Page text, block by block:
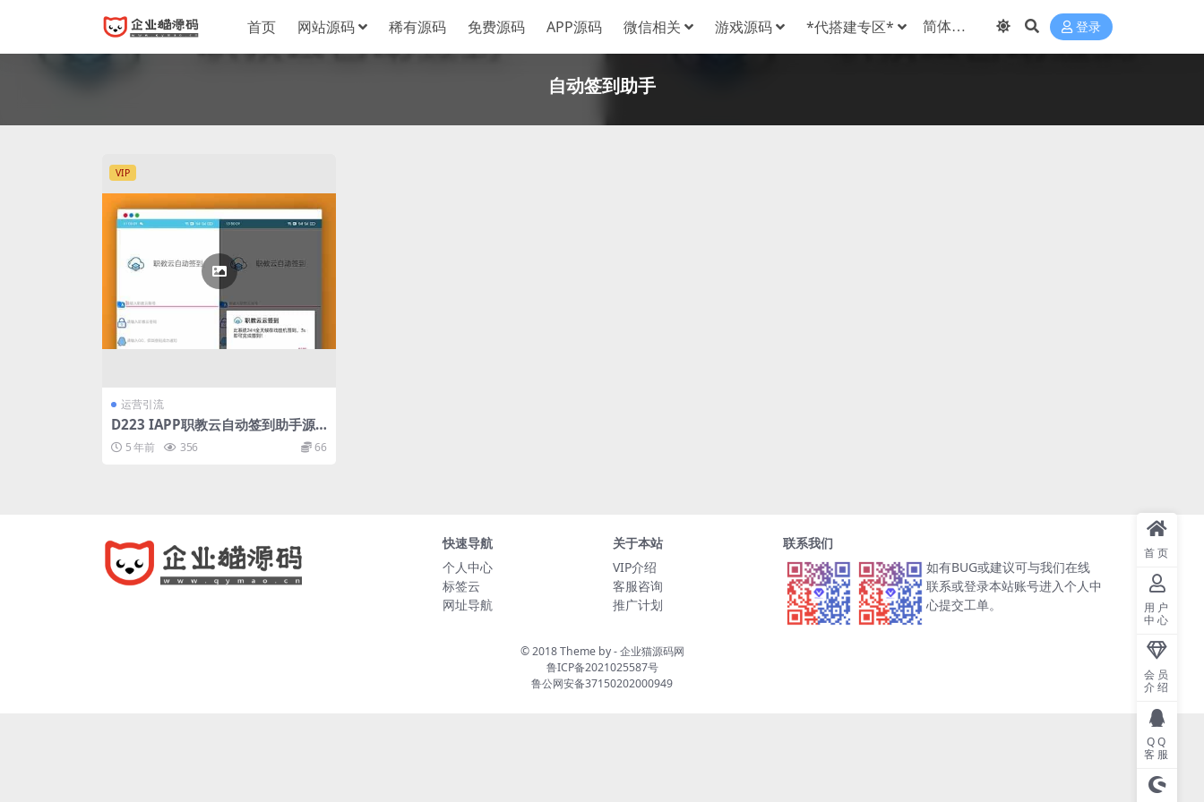
首页 网站源码 稀有源码 免费源码 APP源码 微信相关 游戏源码 *代搭建专区* 登录
自动签到助手
VIP
运营引流
D223 IAPP职教云自动签到助手源
码下载
5 年前 356 66
快速导航
个人中心
标签云
网址导航
关于本站
VIP介绍
客服咨询
推广计划
联系我们
如有BUG或建议可与我们在线
联系或登录本站账号进入个人中
心提交工单。
© 2018 Theme by -企业猫源码网
鲁ICP备2021025587号
鲁公网安备37150202000949
首页
用户
中心
会员
介绍
QQ
客服